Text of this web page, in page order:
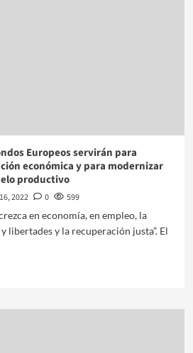
Europeos servirán para
económica y para modernizar
productivo
2022 0
599
en economía, en empleo, la
libertades y la recuperación justa”. El